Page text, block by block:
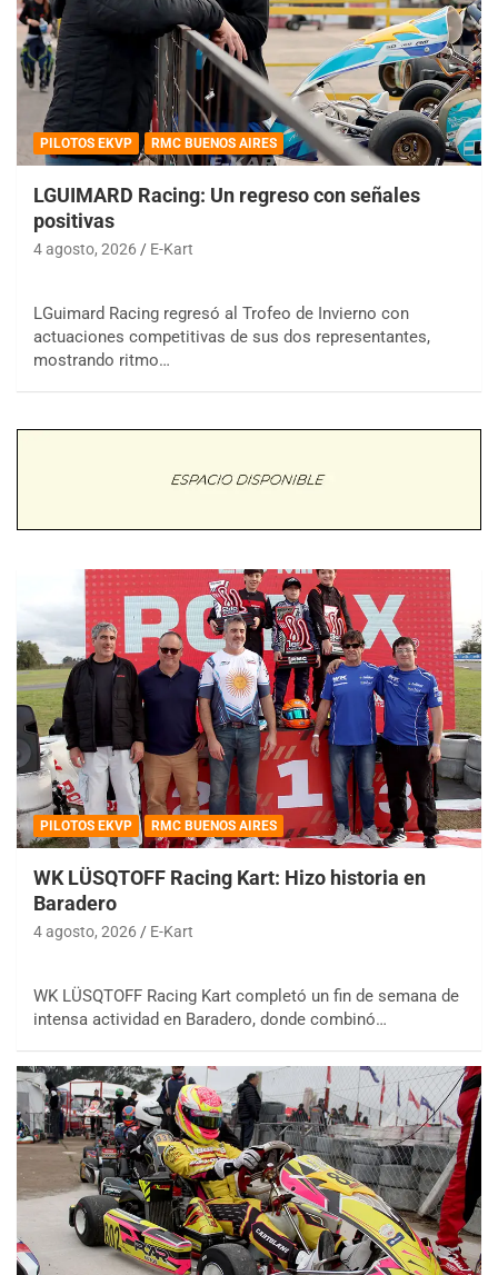
PILOTOS EKVP RMC BUENOS AIRES
LGUIMARD Racing: Un regreso con señales
positivas
4 agosto, 2026 E-Kart
LGuimard Racing regresó al Trofeo de Invierno con
actuaciones competitivas de sus dos representantes,
mostrando ritmo…
PILOTOS EKVP RMC BUENOS AIRES
WK LÜSQTOFF Racing Kart: Hizo historia en
Baradero
4 agosto, 2026 E-Kart
WK LÜSQTOFF Racing Kart completó un fin de semana de
intensa actividad en Baradero, donde combinó…